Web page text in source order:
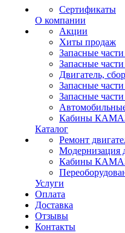
Сертификаты
О компании
Акции
Хиты продаж
Запасные
Запасные
Двигатель,
Запасные
Запасные
Кабины
Каталог
Ремонт
Модернизация
Кабины
Услуги
Оплата
Доставка
Отзывы
Контакты